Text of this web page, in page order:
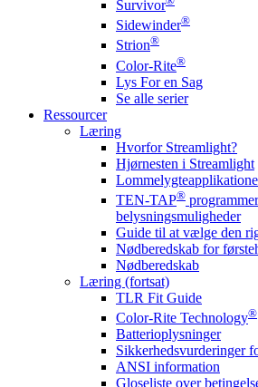
Survivor
Sidewinder®
Strion®
Color-Rite®
Lys For en Sag
Se alle serier
Ressourcer
Læring
Hvorfor Streamlight?
Hjørnesten i Streamlight
TEN-TAP®
belysningsmuligheder
Guide til at vælge den
Nødberedskab for
Nødberedskab
Læring (fortsat)
TLR Fit Guide
Color-Rite Technology®
Batterioplysninger
Sikkerhedsvurderinger
ANSI information
Gloseliste over